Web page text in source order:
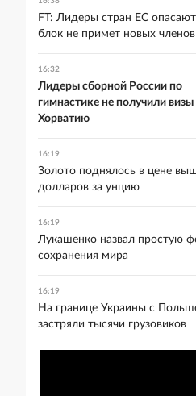
FT: Лидеры стран ЕС
блок не примет новых членов
16:32
Лидеры сборной России по
гимнастике не получили визы
Хорватию
16:19
Золото поднялось в цене
долларов за унцию
16:19
Лукашенко назвал простую
сохранения мира
16:19
На границе Украины с
застряли тысячи грузовиков